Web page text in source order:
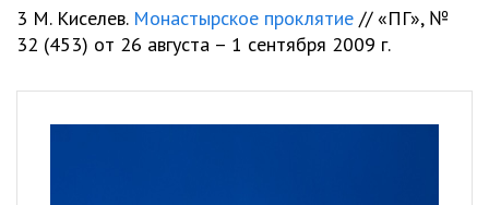
3 М. Киселев. Монастырское проклятие // «ПГ», №
32 (453) от 26 августа – 1 сентября 2009 г.